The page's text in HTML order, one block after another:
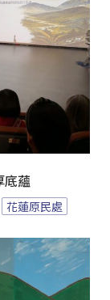
底蘊
花蓮原民處